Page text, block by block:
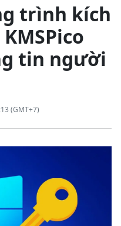
trình kích
tin người
(GMT+7)